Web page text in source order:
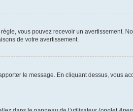
vous pouvez recevoir un avertissement.
de votre avertissement.
le message. En cliquant dessus, vous